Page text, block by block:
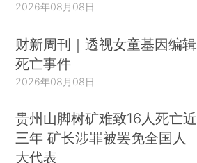
2026年08月08日
财新周刊｜透视女童基因编辑
死亡事件
2026年08月08日
贵州山脚树矿难致16人死亡近
三年 矿长涉罪被罢免全国人
大代表